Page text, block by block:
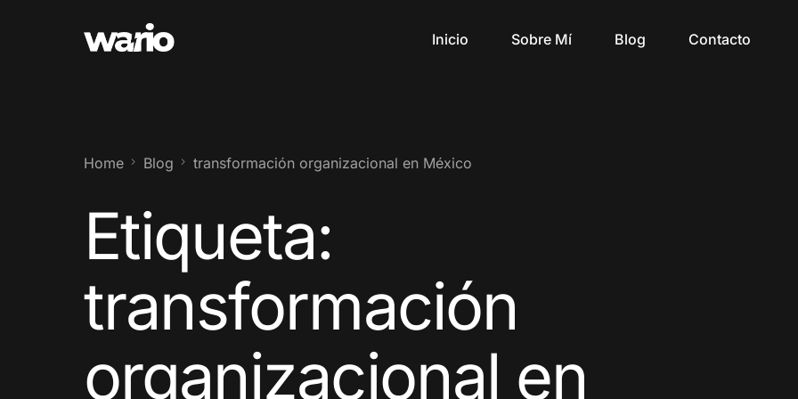
Inicio Sobre Mí Blog Contacto
Home Blog transformación organizacional en México
Etiqueta:
transformación
organizacional en